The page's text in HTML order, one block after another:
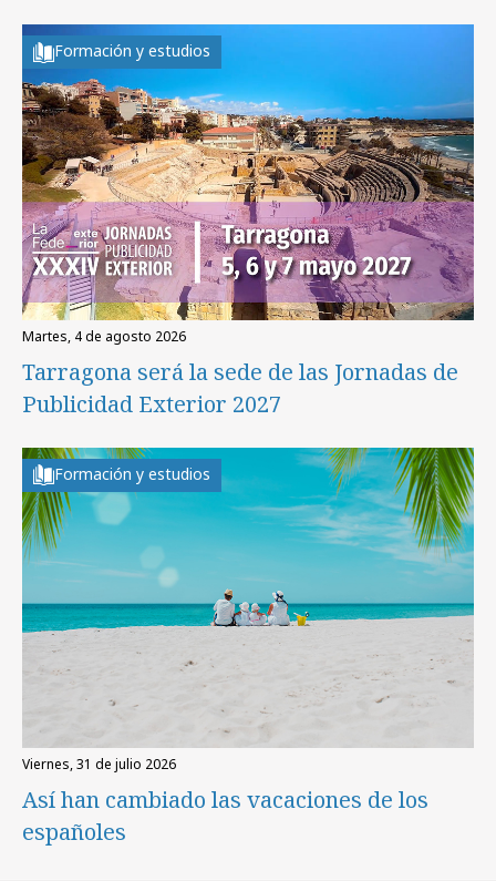
Formación y estudios
martes, 4 de agosto 2026
Tarragona será la sede de las Jornadas de
Publicidad Exterior 2027
Formación y estudios
viernes, 31 de julio 2026
Así han cambiado las vacaciones de los
españoles